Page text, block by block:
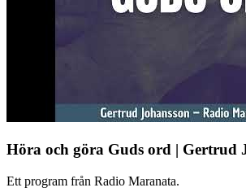
Höra och göra Guds ord | Gertrud
Ett program från Radio Maranata.